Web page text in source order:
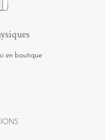
en boutique